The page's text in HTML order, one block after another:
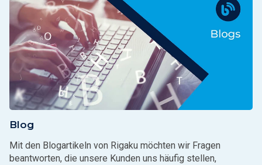
Blog
Mit den Blogartikeln von Rigaku möchten wir Fragen
beantworten, die unsere Kunden uns häufig stellen,